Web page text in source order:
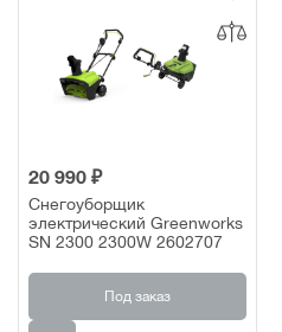
20 990 ₽
Снегоуборщик
электрический Greenworks
SN 2300 2300W 2602707
Под заказ